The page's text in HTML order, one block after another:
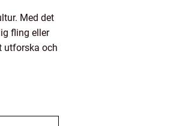
Med det
fling eller
utforska och